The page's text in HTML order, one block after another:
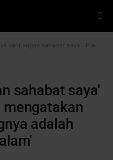
sahabat saya' – Presenter TV mengatakan kematian anjingnya adalah 'unik dan mendalam'
sahabat saya'
adalah